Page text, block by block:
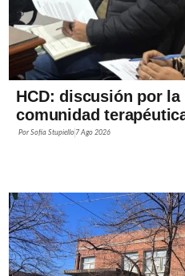
HCD: discusión por
comunidad
PorSofía Stupiello 7 Ago 2026